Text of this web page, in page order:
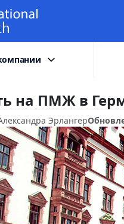
на ПМЖ в
Эрлангер